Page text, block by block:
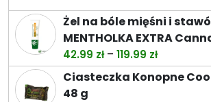
wynosiła:
44.99 zł.
wynosi:
39.89 zł.
Żel na bóle mięśni i
MENTHOLKA EXTRA
42.99 zł – 119.99 złZakres
cen:
od
Ciasteczka Konopne
48 g